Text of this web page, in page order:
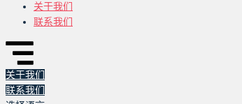
关于我们
联系我们
关于我们
联系我们